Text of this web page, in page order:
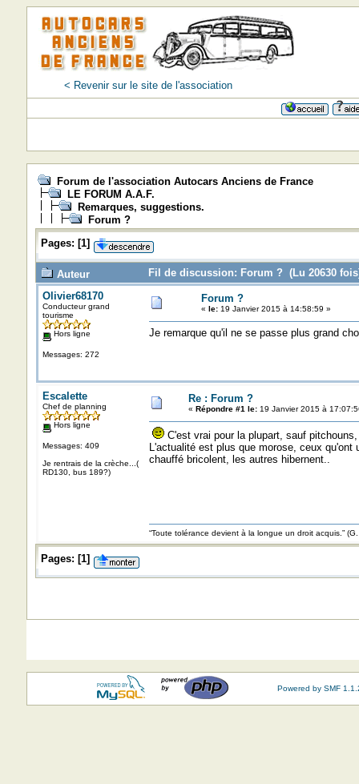
< Revenir sur le site de l'association
Forum de l'association Autocars Anciens de France
LE FORUM A.A.F.
Remarques, suggestions.
Forum ?
Pages: [1]
Auteur
Fil de discussion: Forum ? (Lu 20630
Olivier68170
Conducteur grand
tourisme
Hors ligne
Messages: 272
Forum ?
« le:19 Janvier 2015 à 14:58:59 »
Je remarque qu'il ne se passe plus grand
Escalette
Chef de planning
Hors ligne
Messages: 409
Je rentrais de la crèche...(
RD130, bus 189?)
Re : Forum ?
« Répondre #1 le:19 Janvier 2015 à
C'est vrai pour la plupart, sauf
L'actualité est plus que morose, ceux qu'ont
chauffé bricolent, les autres hibernent..
“Toute tolérance devient à la longue un droit acquis.”
Pages: [1]
Powered by SMF